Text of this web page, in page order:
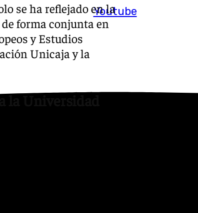
Youtube
se ha reflejado en la
de forma conjunta en
y Estudios
Unicaja y la
la Universidad
las conclusiones del
Málaga podrían darse